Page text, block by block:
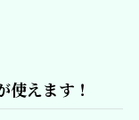
使えます！